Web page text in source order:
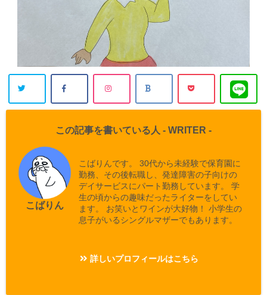
この記事を書いている人 - WRITER -
こばりん
こばりんです。 30代から未経験で保育園に
勤務、その後転職し、発達障害の子向けの
デイサービスにパート勤務しています。 学
生の頃からの趣味だったライターをしてい
ます。 お笑いとワインが大好物！ 小学生の
息子がいるシングルマザーでもあります。
詳しいプロフィールはこちら